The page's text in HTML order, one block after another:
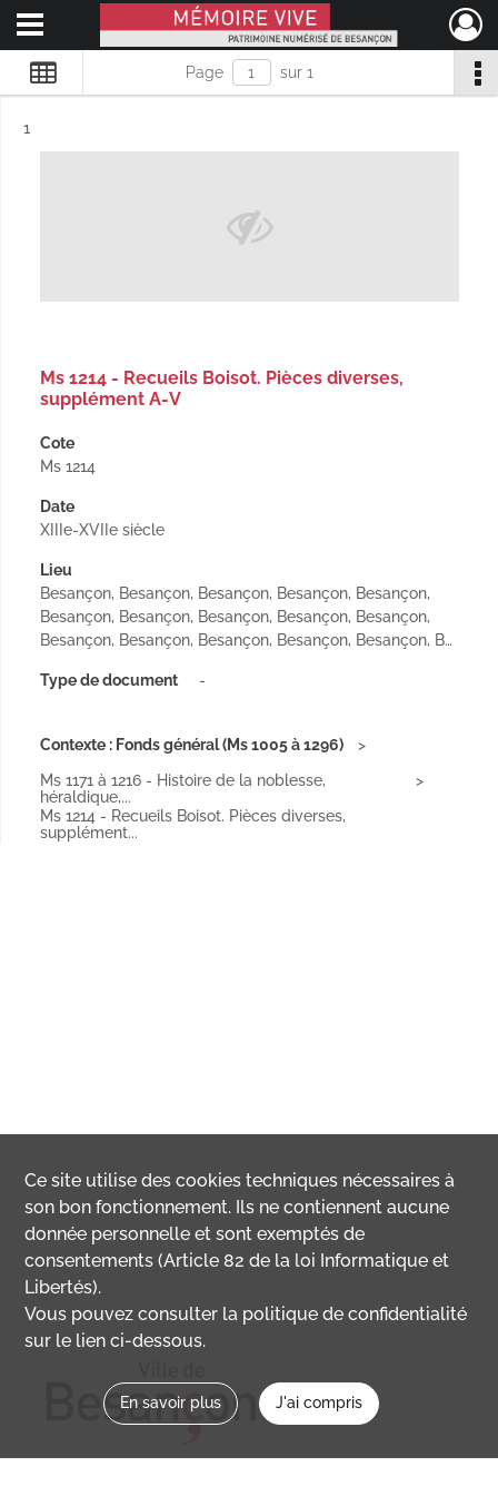
Mémoire Vive patrimoine numérisé de Besançon
Ouvrir le menu déroulant
Page sur 1
Résultat n°
1
Ms 1214 - Recueils Boisot. Pièces diverses,
supplément A-V
Cote
Ms 1214
Date
XIIIe-XVIIe siècle
Lieu
Besançon, Besançon, Besançon, Besançon, Besançon,
Besançon, Besançon, Besançon, Besançon, Besançon,
Besançon, Besançon, Besançon, Besançon, Besançon, B…
Type de document -
Contexte : Fonds général (Ms 1005 à 1296)
Ms 1171 à 1216 - Histoire de la noblesse,
héraldique,...
Ms 1214 - Recueils Boisot. Pièces diverses,
supplément...
Ce site utilise descookies techniques nécessaires à
son bon fonctionnement. Ils ne contiennent aucune
donnée personnelle et sont exemptés de
consentements (Article 82 de la loi Informatique et
Libertés).
Vous pouvez consulter la politique de confidentialité
sur le lien ci-dessous.
En savoir plus J'ai compris